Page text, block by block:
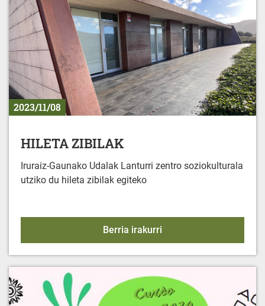
2023/11/08
HILETA ZIBILAK
Iruraiz-Gaunako Udalak Lanturri zentro soziokulturala
utziko du hileta zibilak egiteko
Berria irakurri